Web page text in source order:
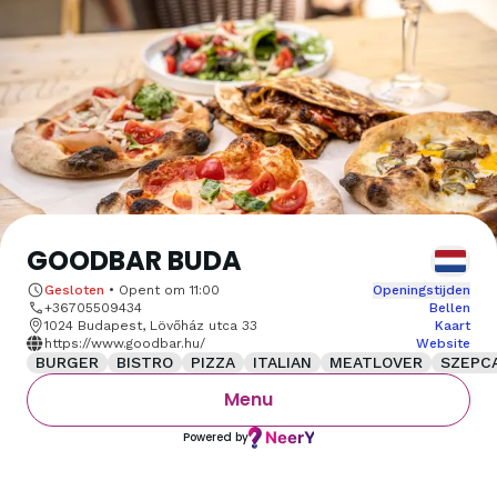
GOODBAR BUDA
Gesloten • Opent om 11:00
Openingstijden
+36705509434
Bellen
1024 Budapest, Lövőház utca 33
Kaart
https://www.goodbar.hu/
Website
BURGER BISTRO PIZZA ITALIAN MEATLOVER
Menu
Powered by